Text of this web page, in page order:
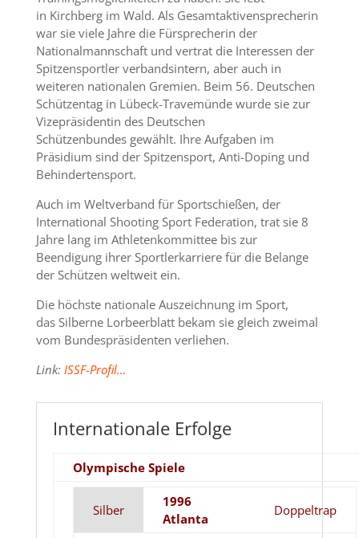
in Kirchberg im Wald. Als Gesamtaktivensprecherin
war sie viele Jahre die Fürsprecherin der
Nationalmannschaft und vertrat die Interessen der
Spitzensportler verbandsintern, aber auch in
weiteren nationalen Gremien. Beim 56. Deutschen
Schützentag in Lübeck-Travemünde wurde sie zur
Vizepräsidentin des Deutschen
Schützenbundes gewählt. Ihre Aufgaben im
Präsidium sind der Spitzensport, Anti-Doping und
Behindertensport.
Auch im Weltverband für Sportschießen, der
International Shooting Sport Federation, trat sie 8
Jahre lang im Athletenkommittee bis zur
Beendigung ihrer Sportlerkarriere für die Belange
der Schützen weltweit ein.
Die höchste nationale Auszeichnung im Sport,
das Silberne Lorbeerblatt bekam sie gleich zweimal
vom Bundespräsidenten verliehen.
Link: ISSF-Profil…
Internationale Erfolge
Olympische Spiele
Silber
1996
Atlanta
Doppeltrap